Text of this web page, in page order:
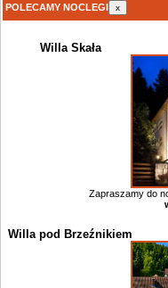
POLECAMY NOCLEGI x
Willa Skała
Zapraszamy do
Willa pod Brzeźnikiem